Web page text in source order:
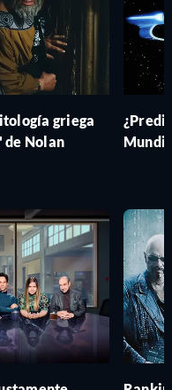
griega
de Nolan